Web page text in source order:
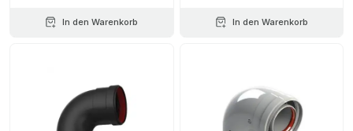
In den Warenkorb In den Warenkorb